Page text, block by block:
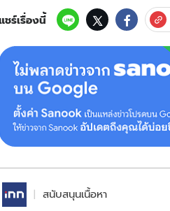
ชร์เรื่องนี้
สนับสนุนเนื้อหา